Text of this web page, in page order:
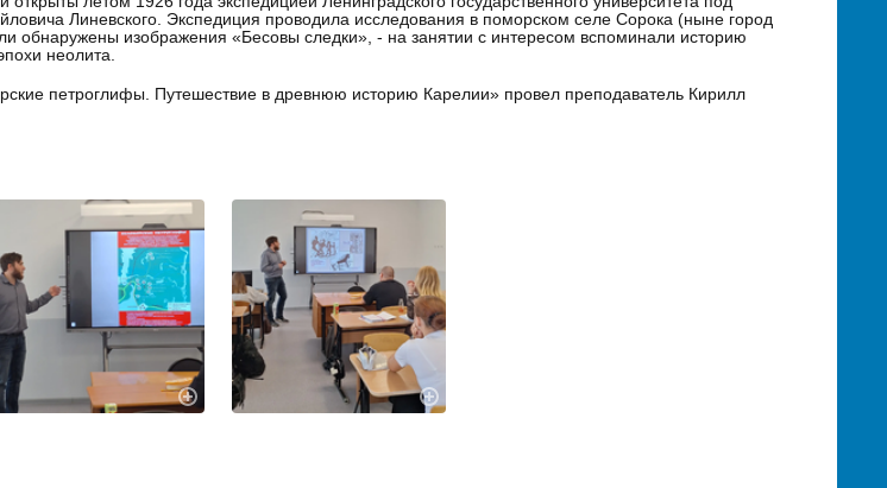
Линевского. Экспедиция проводила исследования в поморском селе Сорока (ныне город
обнаружены изображения «Бесовы следки», - на занятии с интересом вспоминали историю
неолита.
петроглифы. Путешествие в древнюю историю Карелии» провел преподаватель Кирилл